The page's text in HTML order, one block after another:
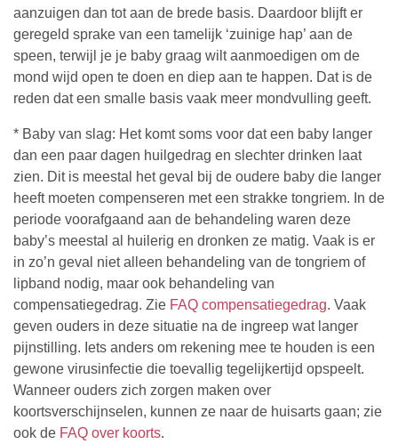
aanzuigen dan tot aan de brede basis. Daardoor blijft er
geregeld sprake van een tamelijk ‘zuinige hap’ aan de
speen, terwijl je je baby graag wilt aanmoedigen om de
mond wijd open te doen en diep aan te happen. Dat is de
reden dat een smalle basis vaak meer mondvulling geeft.
* Baby van slag: Het komt soms voor dat een baby langer
dan een paar dagen huilgedrag en slechter drinken laat
zien. Dit is meestal het geval bij de oudere baby die langer
heeft moeten compenseren met een strakke tongriem. In de
periode voorafgaand aan de behandeling waren deze
baby’s meestal al huilerig en dronken ze matig. Vaak is er
in zo’n geval niet alleen behandeling van de tongriem of
lipband nodig, maar ook behandeling van
compensatiegedrag. Zie FAQ compensatiegedrag. Vaak
geven ouders in deze situatie na de ingreep wat langer
pijnstilling. Iets anders om rekening mee te houden is een
gewone virusinfectie die toevallig tegelijkertijd opspeelt.
Wanneer ouders zich zorgen maken over
koortsverschijnselen, kunnen ze naar de huisarts gaan; zie
ook de FAQ over koorts.